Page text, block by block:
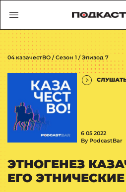
04 казачестВО / Сезон 1 / Эпизод 7
6 05 2022
By PodcastBar
ЭТНОГЕНЕЗ
ЕГО